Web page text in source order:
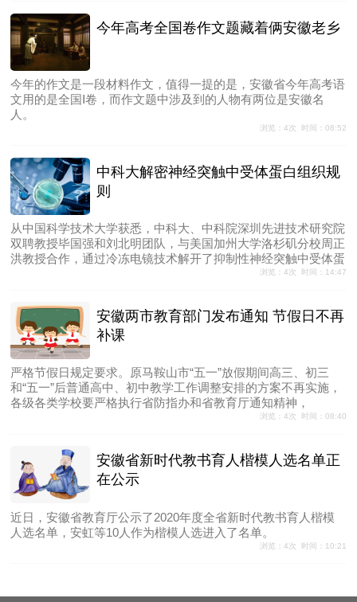
今年高考全国卷作文题藏着俩安徽老乡
今年的作文是一段材料作文，值得一提的是，安徽省今年高考语
文用的是全国Ⅰ卷，而作文题中涉及到的人物有两位是安徽名
人。
浏览：4次 时间：08:52
中科大解密神经突触中受体蛋白组织规
则
从中国科学技术大学获悉，中科大、中科院深圳先进技术研究院
双聘教授毕国强和刘北明团队，与美国加州大学洛杉矶分校周正
洪教授合作，通过冷冻电镜技术解开了抑制性神经突触中受体蛋
浏览：4次 时间：14:47
安徽两市教育部门发布通知 节假日不再
补课
严格节假日规定要求。原马鞍山市“五一”放假期间高三、初三
和“五一”后普通高中、初中教学工作调整安排的方案不再实施，
各级各类学校要严格执行省防指办和省教育厅通知精神，
浏览：4次 时间：08:40
安徽省新时代教书育人楷模人选名单正
在公示
近日，安徽省教育厅公示了2020年度全省新时代教书育人楷模
人选名单，安虹等10人作为楷模人选进入了名单。
浏览：4次 时间：10:21